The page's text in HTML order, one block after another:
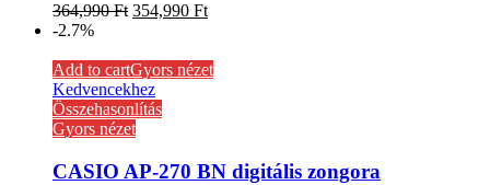
364,990Ft 354,990 Ft
-2.7%
Add to cartGyors nézet
Kedvencekhez
Összehasonlítás
Gyors nézet
CASIO AP-270 BN digitális zongora